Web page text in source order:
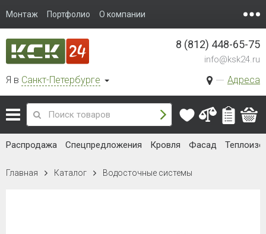
Монтаж Портфолио О компании
Я в Санкт-Петербурге Адреса
8 (812) 448-65-75
info@ksk24.ru
Распродажа Спецпредложения Кровля Фасад
Главная Каталог Водосточные системы